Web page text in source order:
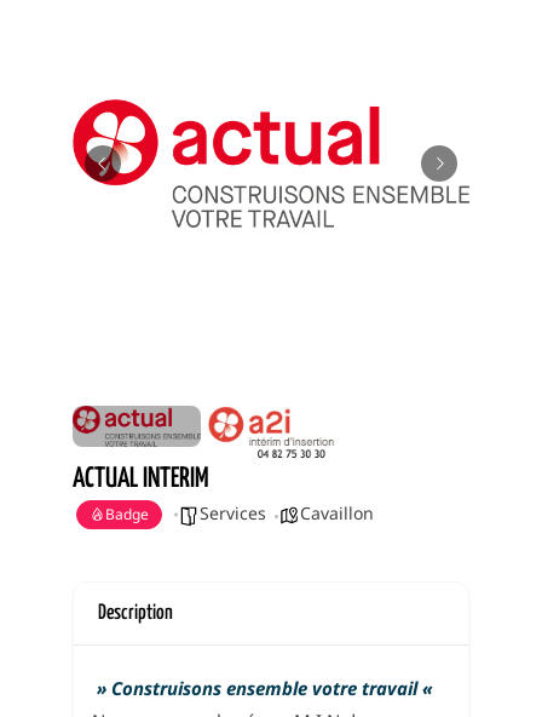
ACTUAL INTERIM
Badge Services Cavaillon
Description
» Construisons ensemble votre travail«